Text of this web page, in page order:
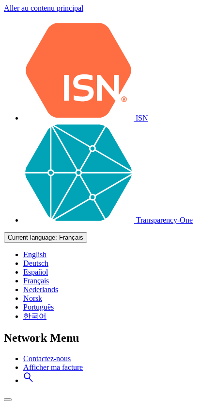
Aller au contenu principal
ISN
Transparency-One
Current language: Français
English
Deutsch
Español
Français
Nederlands
Norsk
Português
한국어
Network Menu
Contactez-nous
Afficher ma facture